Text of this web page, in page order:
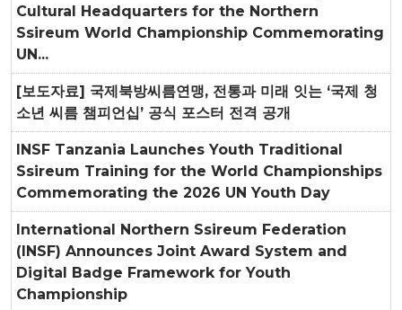
Cultural Headquarters for the Northern
Ssireum World Championship Commemorating
UN...
[보도자료] 국제북방씨름연맹, 전통과 미래 잇는 ‘국제 청
소년 씨름 챔피언십’ 공식 포스터 전격 공개
INSF Tanzania Launches Youth Traditional
Ssireum Training for the World Championships
Commemorating the 2026 UN Youth Day
International Northern Ssireum Federation
(INSF) Announces Joint Award System and
Digital Badge Framework for Youth
Championship